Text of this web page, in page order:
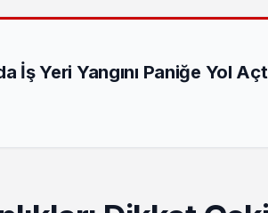
İş Yeri Yangını Paniğe Yol